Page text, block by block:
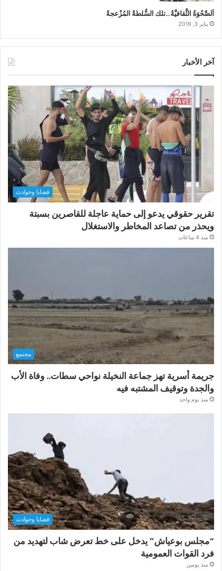
اَلصَّحْوَةُ الثَّقافيَّةُ…تلك السُّلطةُ المُزْعجةُ
يناير 3, 2019
آخر الأخبار
قضايا وحوادث
تقرير حقوقي يدعو إلى حماية عاجلة للقاصرين بسبتة
ويحذر من تصاعد المخاطر والاستغلال
منذ 4 ساعات
مجتمع
جريمة أسرية تهز جماعة النخيلة نواحي سطات.. وفاة الأب
والجدة وتوقيف المشتبه فيه
منذ يوم واحد
قضايا وحوادث
“مجلس بوعياش” يدخل على خط تعرض شاب لتهديد من
فرد القوات العمومية
منذ يومين